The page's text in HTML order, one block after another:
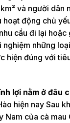
và người
hoạt động chủ
cầu đi lại
nghiệm những loại
hiện đúng với
lợi nằm ở đâu
hiện nay Sau
Nam của cà